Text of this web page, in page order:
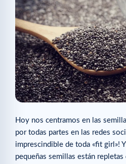
Hoy nos centramos en las
por todas partes en las redes
imprescindible de toda «fit girl»!
pequeñas semillas están